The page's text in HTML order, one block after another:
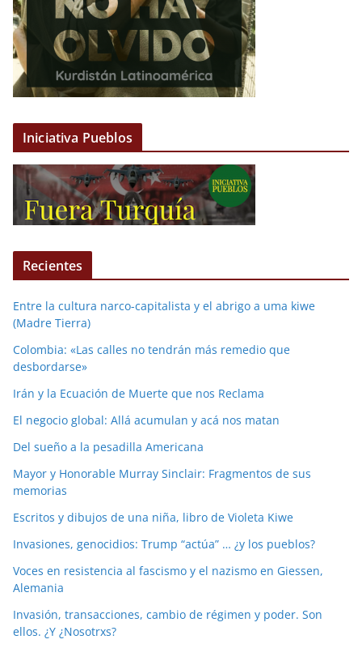
Iniciativa Pueblos
Recientes
Entre la cultura narco-capitalista y el abrigo a uma kiwe
(Madre Tierra)
Colombia: «Las calles no tendrán más remedio que
desbordarse»
Irán y la Ecuación de Muerte que nos Reclama
El negocio global: Allá acumulan y acá nos matan
Del sueño a la pesadilla Americana
Mayor y Honorable Murray Sinclair: Fragmentos de sus
memorias
Escritos y dibujos de una niña, libro de Violeta Kiwe
Invasiones, genocidios: Trump “actúa” … ¿y los pueblos?
Voces en resistencia al fascismo y el nazismo en Giessen,
Alemania
Invasión, transacciones, cambio de régimen y poder. Son
ellos. ¿Y ¿Nosotrxs?